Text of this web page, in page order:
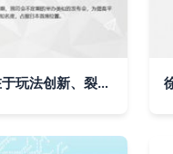
白鹭科技陈书艺 小游戏的机遇在于玩法创新、裂变机制、社群运营与技术赋能